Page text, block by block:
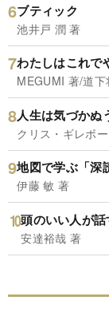
ブティック
池井戸 潤 著
わたしはこれで
MEGUMI 著/道下
人生は気づかぬ
クリス・ギレボ
地図で学ぶ「深
伊藤 敏 著
頭のいい人が
安達裕哉 著